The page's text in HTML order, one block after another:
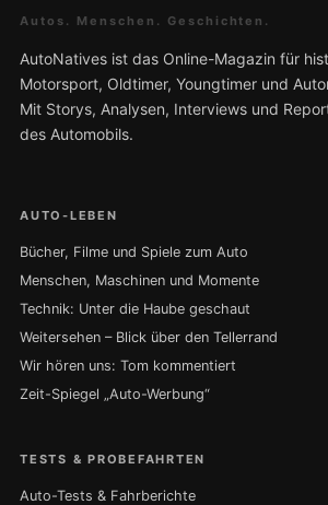
Autos. Menschen. Geschichten.
AutoNatives ist das Online-Magazin für
Motorsport, Oldtimer, Youngtimer und
Mit Storys, Analysen, Interviews und
des Automobils.
AUTO-LEBEN
Bücher, Filme und Spiele zum Auto
Menschen, Maschinen und Momente
Technik: Unter die Haube geschaut
Weitersehen – Blick über den Tellerrand
Wir hören uns: Tom kommentiert
Zeit-Spiegel „Auto-Werbung“
TESTS & PROBEFAHRTEN
Auto-Tests & Fahrberichte